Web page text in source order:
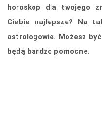
horoskop dla twojego
Ciebie najlepsze? Na
astrologowie. Możesz
będą bardzo pomocne.